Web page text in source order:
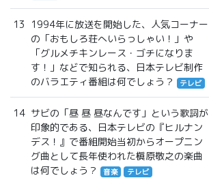
13
1994年に放送を開始した、人気コーナー
の「おもしろ荘へいらっしゃい！」や
「グルメチキンレース・ゴチになりま
す！」などで知られる、日本テレビ制作
のバラエティ番組は何でしょう？
テレビ
14 サビの「昼 昼 昼なんです」という歌詞が
印象的である、日本テレビの『ヒルナン
デス！』で番組開始当初からオープニン
グ曲として長年使われた槇原敬之の楽曲
は何でしょう？
音楽 テレビ